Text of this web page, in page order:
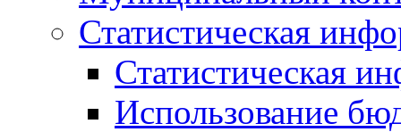
Статистическая
Статистическая
Использование